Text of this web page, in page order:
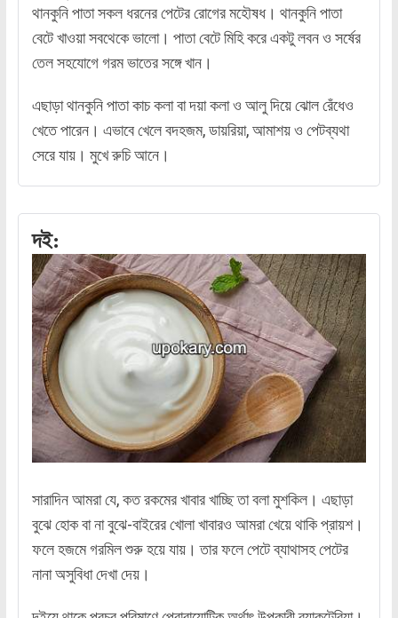
থানকুনি পাতা সকল ধরনের পেটের রোগের মহৌষধ। থানকুনি পাতা
বেটে খাওয়া সবথেকে ভালো। পাতা বেটে মিহি করে একটু লবন ও সর্ষের
তেল সহযোগে গরম ভাতের সঙ্গে খান।
এছাড়া থানকুনি পাতা কাচ কলা বা দয়া কলা ও আলু দিয়ে ঝোল রেঁধেও
খেতে পারেন। এভাবে খেলে বদহজম, ডায়রিয়া, আমাশয় ও পেটব্যথা
সেরে যায়। মুখে রুচি আনে।
দই:
সারাদিন আমরা যে, কত রকমের খাবার খাচ্ছি তা বলা মুশকিল। এছাড়া
বুঝে হোক বা না বুঝে-বাইরের খোলা খাবারও আমরা খেয়ে থাকি প্রায়শ।
ফলে হজমে গরমিল শুরু হয়ে যায়। তার ফলে পেটে ব্যাথাসহ পেটের
নানা অসুবিধা দেখা দেয়।